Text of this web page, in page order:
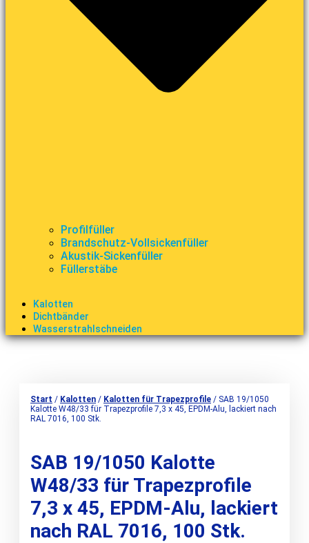
Profilfüller
Brandschutz-Vollsickenfüller
Akustik-Sickenfüller
Füllerstäbe
Kalotten
Dichtbänder
Wasserstrahlschneiden
Start / Kalotten / Kalotten für Trapezprofile / SAB 19/1050
Kalotte W48/33 für Trapezprofile 7,3 x 45, EPDM-Alu, lackiert nach
RAL 7016, 100 Stk.
SAB 19/1050 Kalotte
W48/33 für Trapezprofile
7,3 x 45, EPDM-Alu, lackiert
nach RAL 7016, 100 Stk.